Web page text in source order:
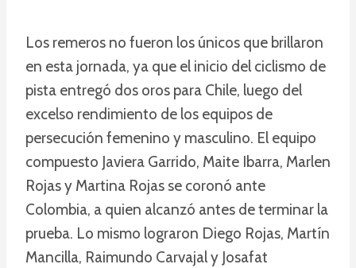
Los remeros no fueron los únicos que brillaron
en esta jornada, ya que el inicio del ciclismo de
pista entregó dos oros para Chile, luego del
excelso rendimiento de los equipos de
persecución femenino y masculino. El equipo
compuesto Javiera Garrido, Maite Ibarra, Marlen
Rojas y Martina Rojas se coronó ante
Colombia, a quien alcanzó antes de terminar la
prueba. Lo mismo lograron Diego Rojas, Martín
Mancilla, Raimundo Carvajal y Josafat